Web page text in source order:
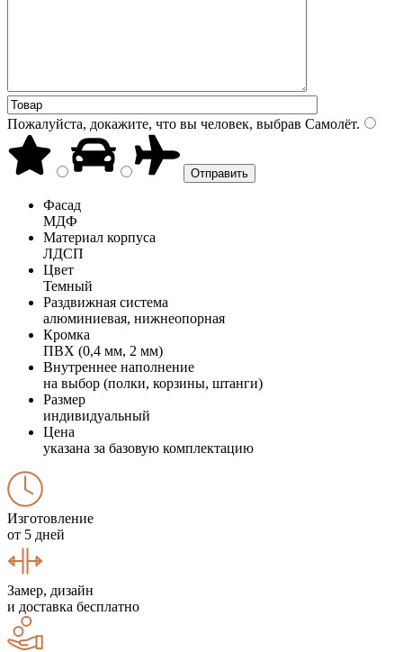
Пожалуйста, докажите, что вы человек, выбрав Самолёт.
Фасад
МДФ
Материал корпуса
ЛДСП
Цвет
Темный
Раздвижная система
алюминиевая, нижнеопорная
Кромка
ПВХ (0,4 мм, 2 мм)
Внутреннее наполнение
на выбор (полки, корзины, штанги)
Размер
индивидуальный
Цена
указана за базовую комплектацию
Изготовление
от 5 дней
Замер, дизайн
и доставка бесплатно